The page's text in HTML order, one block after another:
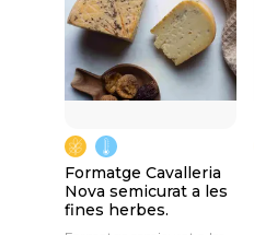
Formatge Cavalleria
Nova semicurat a les
fines herbes.